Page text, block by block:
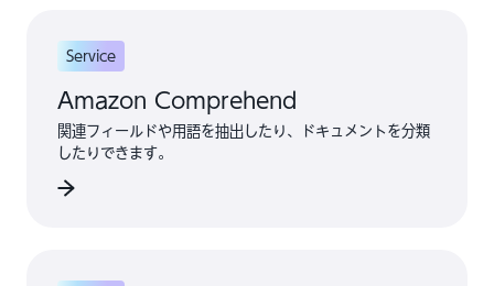
Service
Amazon Comprehend
関連フィールドや用語を抽出したり、ドキュメントを分類
したりできます。